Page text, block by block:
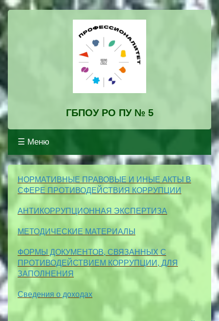
ГБПОУ РО ПУ № 5
Профессионалитет
☰ Меню
НОРМАТИВНЫЕ ПРА ВОВЫЕ И ИНЫЕ АКТЫ В
СФЕРЕ ПРОТИВОДЕЙСТВИЯ КОРРУПЦИИ
АНТИКОРРУПЦИОННАЯ ЭКСПЕРТИЗА
МЕТОДИЧЕСКИЕ МАТЕРИАЛЫ
ФОРМЫ ДОКУМЕНТОВ, СВЯЗАННЫХ С
ПРОТИВОДЕЙСТВИЕМ КОРРУПЦИИ, ДЛЯ
ЗАПОЛНЕНИЯ
Сведения о доходах